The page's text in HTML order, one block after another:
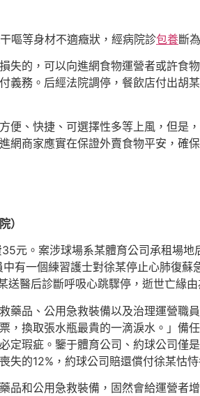
嘔等身材不適癥狀，經病院診包養斷
失的，可以向進網食物運營者或許食
義務。后經法院調停，餐飲店付出胡
、快捷、可選擇性多等上風，但是
網商家應實在保證外賣食物平安，確
）
元。案涉球場系某體育公司承租場地
有一個練習護士對徐某停止心肺復蘇
送醫后診斷呼吸心跳驟停，逝世亡緣
藥品、公用急救裝備以及治理運營職
，換取張水瓶最貴的一滴淚水。」備
定瑕疵。鑒于體育公司、約球公司僅
的12%，約球公司賠還償付徐某怙恃
和公用急救裝備，固然會給運營者